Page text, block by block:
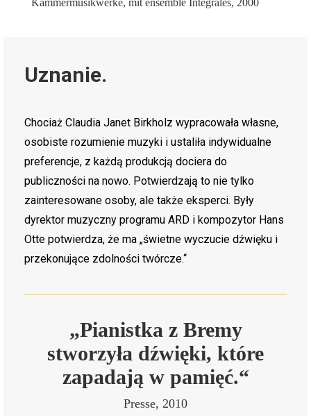
Kammermusikwerke, mit ensemble Intégrales, 2000
Uznanie.
Chociaż Claudia Janet Birkholz wypracowała własne,
osobiste rozumienie muzyki i ustaliła indywidualne
preferencje, z każdą produkcją dociera do
publiczności na nowo. Potwierdzają to nie tylko
zainteresowane osoby, ale także eksperci. Były
dyrektor muzyczny programu ARD i kompozytor Hans
Otte potwierdza, że ma „świetne wyczucie dźwięku i
przekonujące zdolności twórcze.“
„Pianistka z Bremy
stworzyła dźwięki, które
zapadają w pamięć.“
Presse, 2010